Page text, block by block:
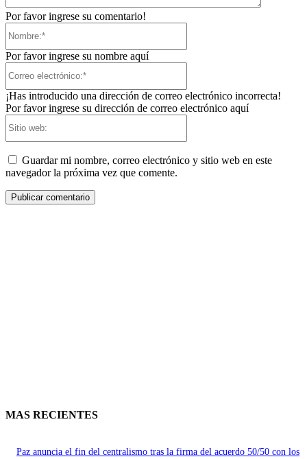
Por favor ingrese su comentario!
Por favor ingrese su nombre aquí
¡Has introducido una dirección de correo electrónico incorrecta!
Por favor ingrese su dirección de correo electrónico aquí
Guardar mi nombre, correo electrónico y sitio web en este
navegador la próxima vez que comente.
MAS RECIENTES
Paz anuncia el fin del centralismo tras la firma del acuerdo 50/50 con los